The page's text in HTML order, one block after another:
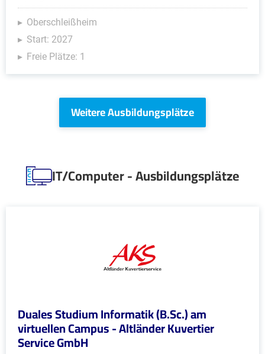
Oberschleißheim
Start: 2027
Freie Plätze: 1
Weitere Ausbildungsplätze
IT/Computer - Ausbildungsplätze
Duales Studium Informatik (B.Sc.) am
virtuellen Campus - Altländer Kuvertier
Service GmbH